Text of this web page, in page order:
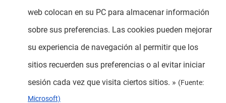
web colocan en su PC para almacenar información
sobre sus preferencias. Las cookies pueden mejorar
su experiencia de navegación al permitir que los
sitios recuerden sus preferencias o al evitar iniciar
sesión cada vez que visita ciertos sitios. » (Fuente:
Microsoft)